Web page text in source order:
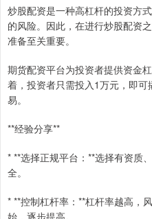
炒股配资是一种高杠杆的投资方
的风险。因此，在进行炒股配资
准备至关重要。
期货配资平台为投资者提供资金
着，投资者只需投入1万元，即
易。
**经验分享**
* **选择正规平台：**选择有资质
全。
* **控制杠杆率：**杠杆率越高，